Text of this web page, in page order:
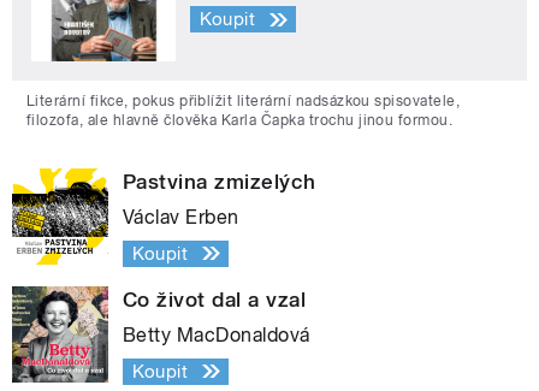
Koupit
Literární fikce, pokus přiblížit literární nadsázkou spisovatele,
filozofa, ale hlavně člověka Karla Čapka trochu jinou formou.
Pastvina zmizelých
Václav Erben
Koupit
Co život dal a vzal
Betty MacDonaldová
Koupit